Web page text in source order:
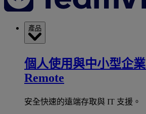
產品
個人使用與中小型企業
Remote
安全快速的遠端存取與 IT 支援。